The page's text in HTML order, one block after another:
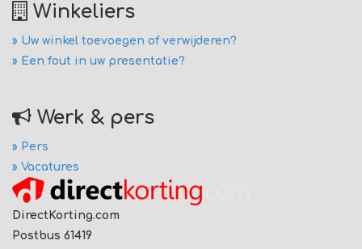
Winkeliers
» Uw winkel toevoegen of verwijderen?
» Een fout in uw presentatie?
Werk & pers
» Pers
» Vacatures
DirectKorting.com
Postbus 61419